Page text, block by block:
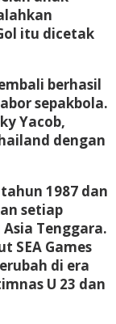
itu dicetak
berhasil
sepakbola.
Yacob,
dengan
1987 dan
setiap
Tenggara.
SEA Games
di era
U 23 dan